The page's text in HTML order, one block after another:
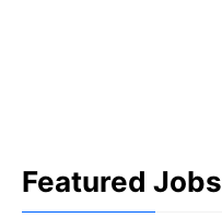
Featured Jobs